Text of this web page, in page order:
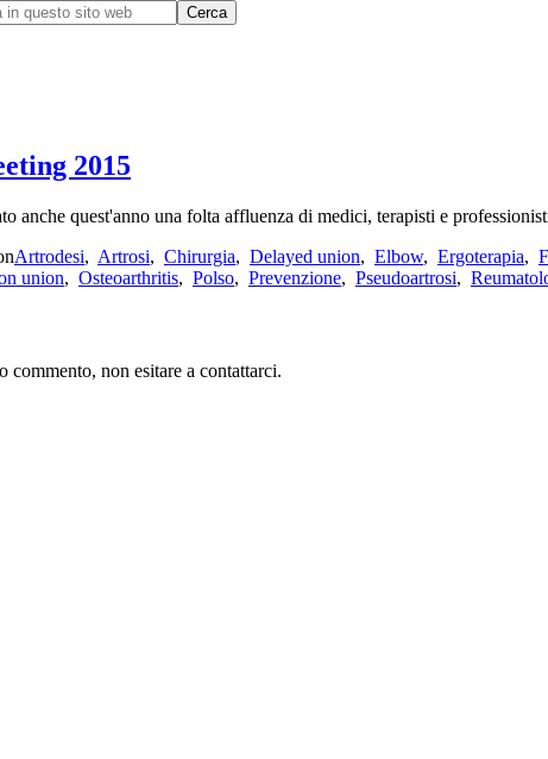
2015
anche quest'anno una folta affluenza di medici, terapisti e
Artrodesi, Artrosi, Chirurgia, Delayed union, Elbow, Ergoterapia,
union, Osteoarthritis, Polso, Prevenzione, Pseudoartrosi,
commento, non esitare a contattarci.